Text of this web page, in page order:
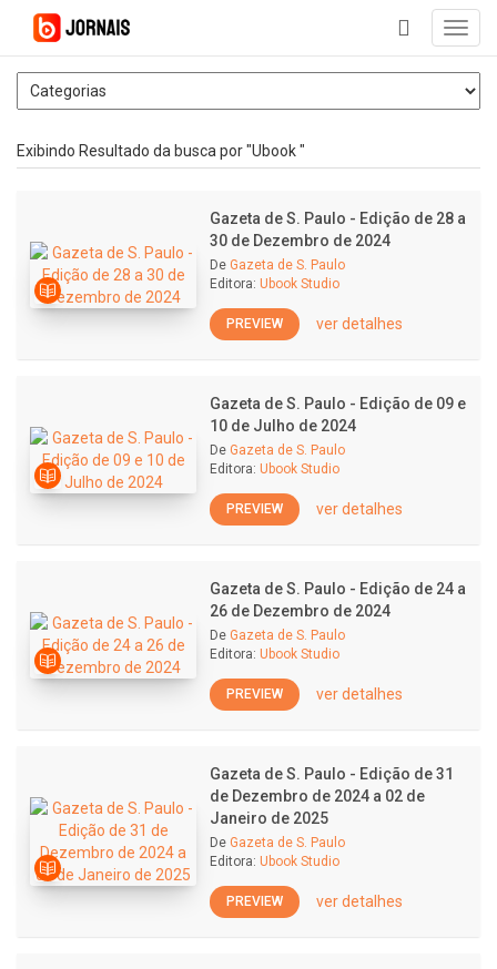
+
Exibindo Resultado da busca por "Ubook "
Gazeta de S. Paulo - Edição de 28 a
30 de Dezembro de 2024
De Gazeta de S. Paulo
Editora: Ubook Studio
PREVIEW ver detalhes
Gazeta de S. Paulo - Edição de 09 e
10 de Julho de 2024
De Gazeta de S. Paulo
Editora: Ubook Studio
PREVIEW ver detalhes
Gazeta de S. Paulo - Edição de 24 a
26 de Dezembro de 2024
De Gazeta de S. Paulo
Editora: Ubook Studio
PREVIEW ver detalhes
Gazeta de S. Paulo - Edição de 31
de Dezembro de 2024 a 02 de
Janeiro de 2025
De Gazeta de S. Paulo
Editora: Ubook Studio
PREVIEW ver detalhes